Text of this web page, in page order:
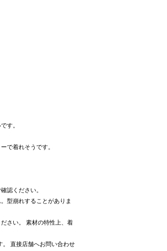
す。
で着れそうです。
認ください。
型崩れすることがありま
さい。 素材の特性上、着
直接店舗へお問い合わせ